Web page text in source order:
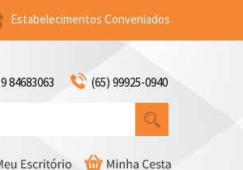
Estabelecimentos Conveniados
84683063 (65) 99925-0940